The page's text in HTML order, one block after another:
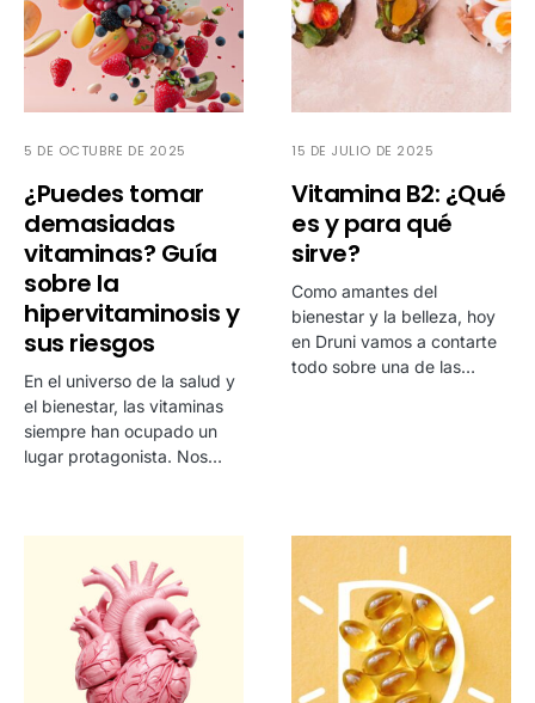
5 DE OCTUBRE DE 2025
¿Puedes tomar
demasiadas
vitaminas? Guía
sobre la
hipervitaminosis y
sus riesgos
En el universo de la salud y
el bienestar, las vitaminas
siempre han ocupado un
lugar protagonista. Nos…
15 DE JULIO DE 2025
Vitamina B2: ¿Qué
es y para qué
sirve?
Como amantes del
bienestar y la belleza, hoy
en Druni vamos a contarte
todo sobre una de las…